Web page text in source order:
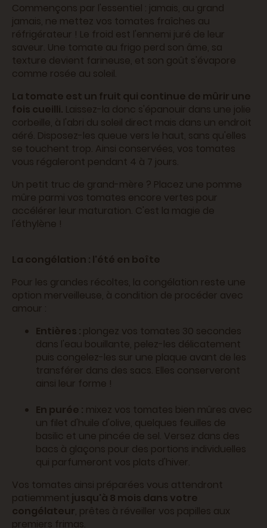
Commençons par l'essentiel : jamais, au grand
jamais, ne mettez vos tomates fraîches au
réfrigérateur ! Le froid est l'ennemi juré de leur
saveur. Une tomate au frigo perd son âme, sa
texture devient farineuse, et son goût s'évapore
comme rosée au soleil.
La tomate est un fruit qui continue de mûrir une
fois cueilli. Laissez-la donc s'épanouir dans une jolie
corbeille, à l'abri du soleil direct mais dans un endroit
aéré. Disposez-les queue vers le haut, sans qu'elles
se touchent trop. Ainsi conservées, vos tomates
vous régaleront pendant 4 à 7 jours.
Un petit truc de grand-mère ? Placez une pomme
mûre parmi vos tomates encore vertes pour
accélérer leur maturation. C'est la magie de
l'éthylène !
La congélation : l'été en boîte
Pour les grandes récoltes, la congélation reste une
option merveilleuse, à condition de procéder avec
amour :
Entières : plongez vos tomates 30 secondes
dans l'eau bouillante, pelez-les délicatement
puis congelez-les sur une plaque avant de les
transférer dans des sacs. Elles conserveront
ainsi leur forme !
En purée : mixez vos tomates bien mûres avec
un filet d'huile d'olive, quelques feuilles de
basilic et une pincée de sel. Versez dans des
bacs à glaçons pour des portions individuelles
qui parfumeront vos plats d'hiver.
Vos tomates ainsi préparées vous attendront
patiemment jusqu'à 8 mois dans votre
congélateur, prêtes à réveiller vos papilles aux
premiers frimas.